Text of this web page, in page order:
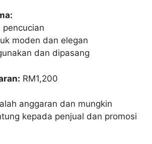
pencucian
moden dan elegan
dan dipasang
RM1,200
anggaran dan mungkin
kepada penjual dan promosi